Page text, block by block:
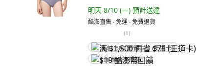
明天 8/10 (一) 預計送達
酷澎直售 ∙ 免運 ∙ 免費退貨
(1)
满 $1,500 再省 $75 (王道卡)
$19 酷澎幣回饋